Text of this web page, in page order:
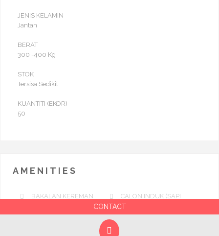
JENIS KELAMIN
Jantan
BERAT
300 -400 Kg
STOK
Tersisa Sedikit
KUANTITI (EKOR)
50
AMENITIES
BAKALAN KEREMAN
CALON INDUK (SAPI
DARA)
CONTACT